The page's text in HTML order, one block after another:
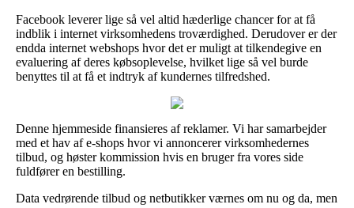
Facebook leverer lige så vel altid hæderlige chancer for at få
indblik i internet virksomhedens troværdighed. Derudover er der
endda internet webshops hvor det er muligt at tilkendegive en
evaluering af deres købsoplevelse, hvilket lige så vel burde
benyttes til at få et indtryk af kundernes tilfredshed.
Denne hjemmeside finansieres af reklamer. Vi har samarbejder
med et hav af e-shops hvor vi annoncerer virksomhedernes
tilbud, og høster kommission hvis en bruger fra vores side
fuldfører en bestilling.
Data vedrørende tilbud og netbutikker værnes om nu og da, men